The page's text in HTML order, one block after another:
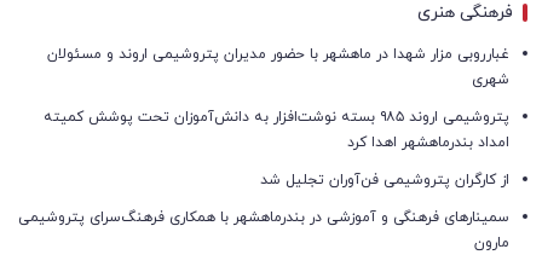
فرهنگی هنری
غبارروبی مزار شهدا در ماهشهر با حضور مدیران پتروشیمی اروند و مسئولان
شهری
پتروشیمی اروند ۹۸۵ بسته نوشت‌افزار به دانش‌آموزان تحت پوشش کمیته
امداد بندرماهشهر اهدا کرد
از کارگران پتروشیمی فن‌آوران تجلیل شد
سمینارهای فرهنگی و آموزشی در بندرماهشهر با همکاری فرهنگ‌سرای پتروشیمی
مارون